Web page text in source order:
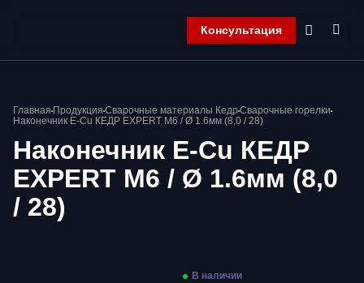
Консультация
Главная
Компания
Продукция
Контакты
Корзина
Главная Продукция Сварочные материалы Кедр Сварочные горелки
Наконечник E-Cu КЕДР EXPERT М6 / Ø 1.6мм (8,0 / 28)
Наконечник E-Cu КЕДР
EXPERT М6 / Ø 1.6мм (8,0
/ 28)
В наличии